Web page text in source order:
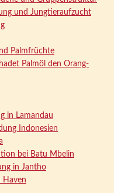
und Jungtieraufzucht
Palmfrüchte
Palmöl den Orang-
in Lamandau
Indonesien
bei Batu Mbelin
in Jantho
Haven